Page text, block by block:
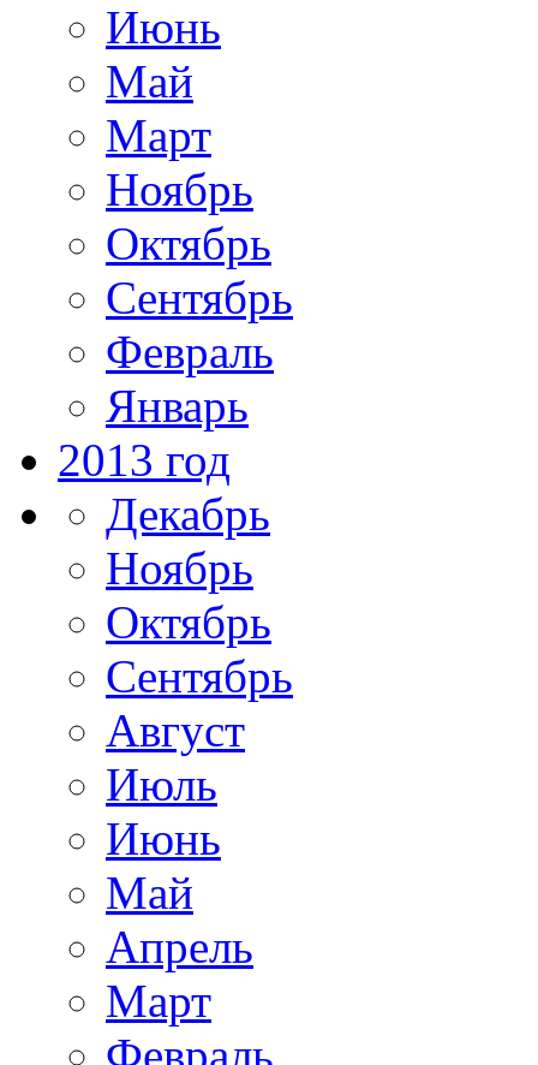
Июнь
Май
Март
Ноябрь
Октябрь
Сентябрь
Февраль
Январь
2013 год
Декабрь
Ноябрь
Октябрь
Сентябрь
Август
Июль
Июнь
Май
Апрель
Март